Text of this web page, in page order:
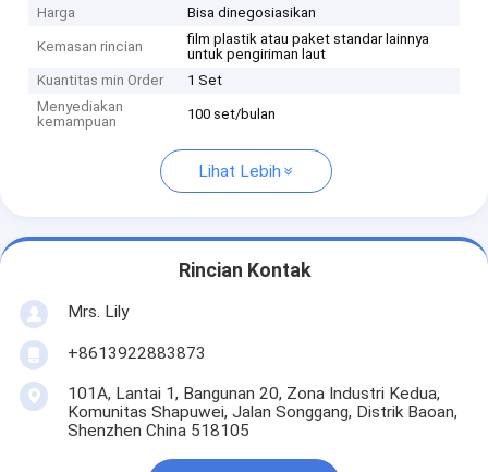
Harga
Bisa dinegosiasikan
Kemasan rincian
film plastik atau paket standar lainnya
untuk pengiriman laut
Kuantitas min Order
1 Set
Menyediakan
kemampuan
100 set/bulan
Lihat Lebih
Rincian Kontak
Mrs. Lily
+8613922883873
101A, Lantai 1, Bangunan 20, Zona Industri Kedua,
Komunitas Shapuwei, Jalan Songgang, Distrik Baoan,
Shenzhen China 518105